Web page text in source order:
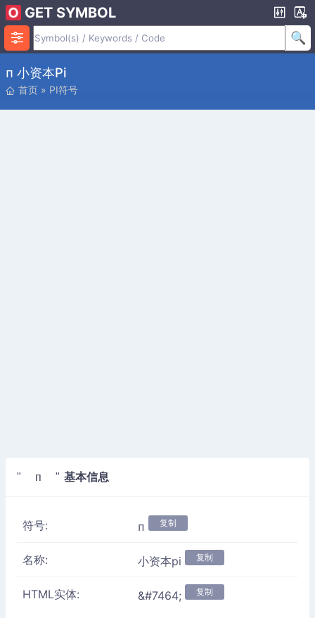
GET SYMBOL
ᴨ 小资本pi
首页 » PI符号
" ᴨ " 基本信息
符号: ᴨ 复制
名称: 小资本pi 复制
HTML实体: &#7464; 复制